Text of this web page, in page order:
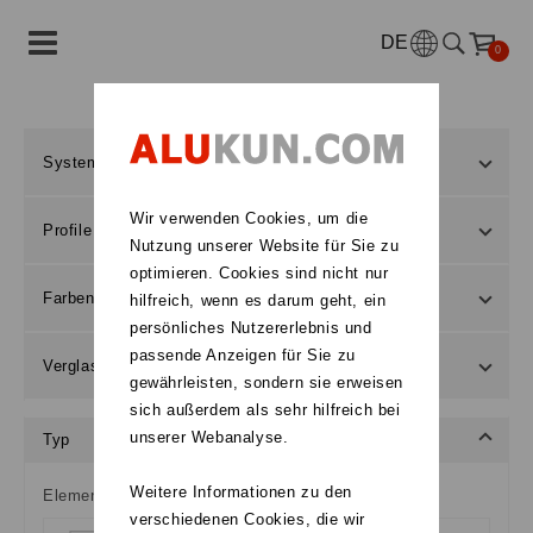
DE 0
System
Profile
Farben
Verglasung
Typ
Elementtyp
Wir verwenden Cookies, um die
Nutzung unserer Website für Sie zu
optimieren. Cookies sind nicht nur
hilfreich, wenn es darum geht, ein
persönliches Nutzererlebnis und
passende Anzeigen für Sie zu
gewährleisten, sondern sie erweisen
sich außerdem als sehr hilfreich bei
unserer Webanalyse.
Weitere Informationen zu den
verschiedenen Cookies, die wir